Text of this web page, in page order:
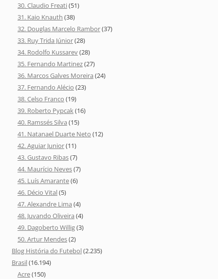
30. Claudio Freati(51)
31. Kaio Knauth (38)
32. Douglas Marcelo Rambor(37)
33. Ruy Trida Júnior(28)
34. Rodolfo Kussarev(28)
35. Fernando Martinez(27)
36. Marcos Galves Moreira (24)
37. Fernando Alécio (23)
38. Celso Franco (19)
39. Roberto Pypcak(16)
40. Ramssés Silva (15)
41. Natanael Duarte Neto (12)
42. Aguiar Junior(11)
43. Gustavo Ribas(7)
44. Maurício Neves(7)
45. Luís Amarante(6)
46. Décio Vital(5)
47. Alexandre Lima (4)
48. Juvando Oliveira (4)
49. Dagoberto Willig(3)
50. Artur Mendes(2)
Blog História do Futebol(2.235)
Brasil(16.194)
Acre(150)